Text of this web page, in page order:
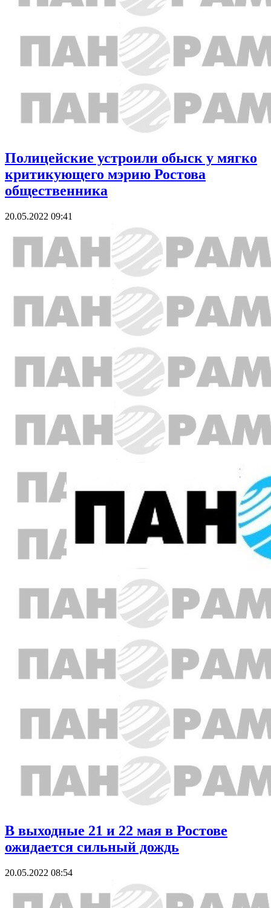
Полицейские устроили обыск у мягко
критикующего мэрию Ростова
общественника
20.05.2022 09:41
В выходные 21 и 22 мая в Ростове
ожидается сильный дождь
20.05.2022 08:54